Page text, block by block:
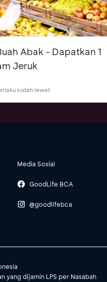
Abak - Dapatkan 1
Jeruk
sudah lewat
Media Sosial
GoodLife BCA
@goodlifebca
yang dijamin LPS per Nasabah